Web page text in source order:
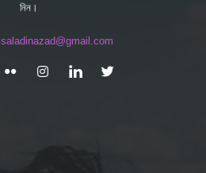
নিন।
saladinazad@gmail.com